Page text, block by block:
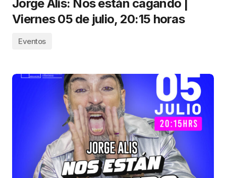
Jorge Alis: Nos están cagando |
Viernes 05 de julio, 20:15 horas
Eventos